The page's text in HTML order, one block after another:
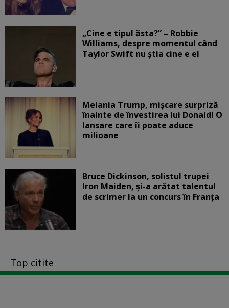
„Cine e tipul ăsta?” – Robbie
Williams, despre momentul când
Taylor Swift nu știa cine e el
Melania Trump, mișcare surpriză
înainte de învestirea lui Donald! O
lansare care îi poate aduce
milioane
Bruce Dickinson, solistul trupei
Iron Maiden, şi-a arătat talentul
de scrimer la un concurs în Franţa
Top citite